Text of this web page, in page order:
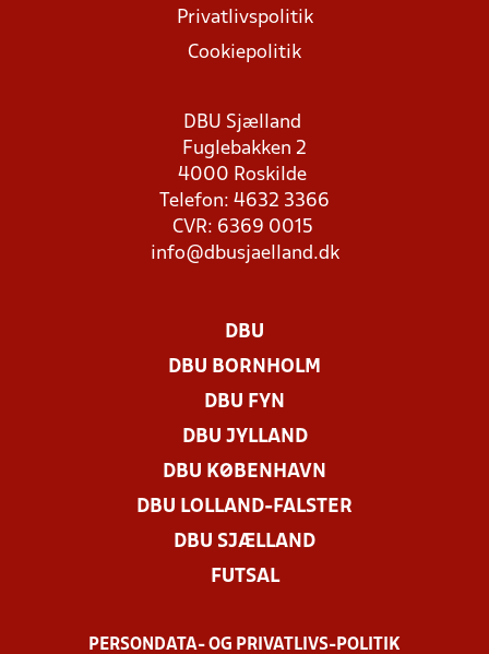
Privatlivspolitik
Cookiepolitik
DBU Sjælland
Fuglebakken 2
4000 Roskilde
Telefon: 4632 3366
CVR: 6369 0015
info@dbusjaelland.dk
DBU
DBU BORNHOLM
DBU FYN
DBU JYLLAND
DBU KØBENHAVN
DBU LOLLAND-FALSTER
DBU SJÆLLAND
FUTSAL
PERSONDATA- OG PRIVATLIVS-POLITIK